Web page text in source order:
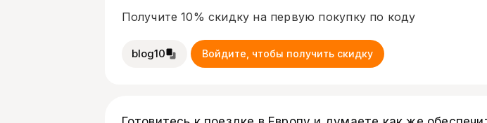
Получите 10% скидку на первую покупку по коду
blog10 Войдите, чтобы получить скидку